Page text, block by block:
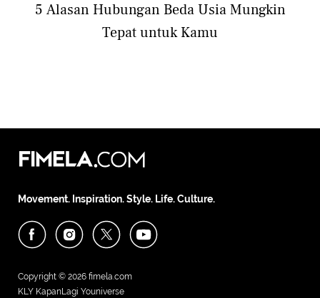
5 Alasan Hubungan Beda Usia Mungkin
Tepat untuk Kamu
Movement. Inspiration. Style. Life. Culture.
Copyright © 2026 fimela.com
KLY KapanLagi Youniverse